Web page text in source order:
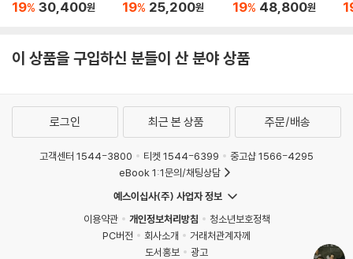
가 부르는 나폴리 민요
19% 30,400원
r 슈만: 황혼 (가곡집)
19% 25,200원
년 바이로이트 페스티
19% 48,800원
이 상품을 구입하신 분들이 산 분야 상품
로그인 최근 본 상품 주문/배송
고객센터 1544-3800 티켓 1544-6399
중고샵 1566-4295
eBook 1:1문의/채팅상담
예스이십사(주) 사업자 정보
이용약관
개인정보처리방침
청소년보호정책
PC버전
회사소개
거래처관계자께
도서홍보
광고